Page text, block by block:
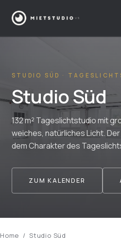
STUDIO SÜD ·
Studio Süd
132 m² Tageslichtstudio mit
weiches, natürliches Licht. Der
dem Charakter des
ZUM KALENDER
Home / Studio Süd